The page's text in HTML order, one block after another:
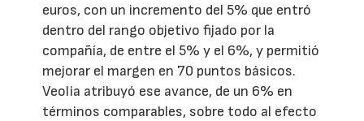
euros, con un incremento del 5% que entró
dentro del rango objetivo fijado por la
compañía, de entre el 5% y el 6%, y permitió
mejorar el margen en 70 puntos básicos.
Veolia atribuyó ese avance, de un 6% en
términos comparables, sobre todo al efecto